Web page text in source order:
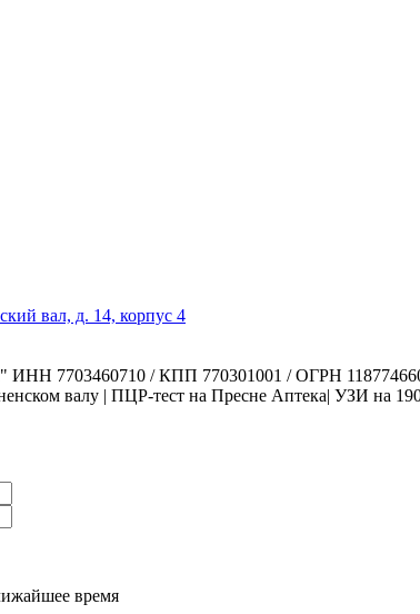
вал, д. 14, корпус 4
/ КПП 770301001 / ОГРН
валу | ПЦР-тест на Пресне Аптека| УЗИ на
время